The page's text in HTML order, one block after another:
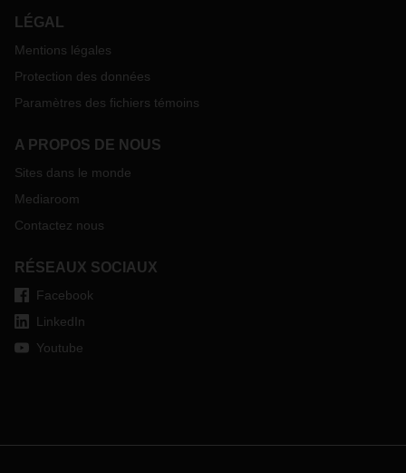
logistiques. L’utilisation de scanners manuels pour la gestion
des stocks est ainsi rendue superflue.
LÉGAL
Mentions légales
Protection des données
Paramètres des fichiers témoins
A PROPOS DE NOUS
Sites dans le monde
Mediaroom
Contactez nous
RÉSEAUX SOCIAUX
Facebook
LinkedIn
Youtube